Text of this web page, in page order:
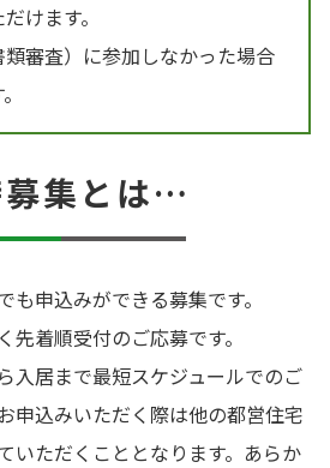
けます。
審査）に参加しなかった場合
募集とは…
も申込みができる募集です。
先着順受付のご応募です。
入居まで最短スケジュールでのご
申込みいただく際は他の都営住宅
いただくこととなります。あらか